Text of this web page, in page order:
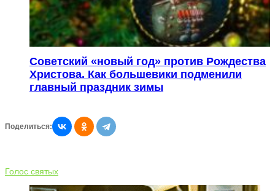
Советский «новый год» против Рождества
Христова. Как большевики подменили
главный праздник зимы
Поделиться:
Голос святых